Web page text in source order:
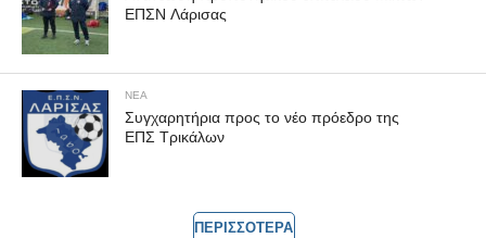
ΕΠΣΝ Λάρισας
ΝΕΑ
Συγχαρητήρια προς το νέο πρόεδρο της
ΕΠΣ Τρικάλων
ΠΕΡΙΣΣΟΤΕΡΑ